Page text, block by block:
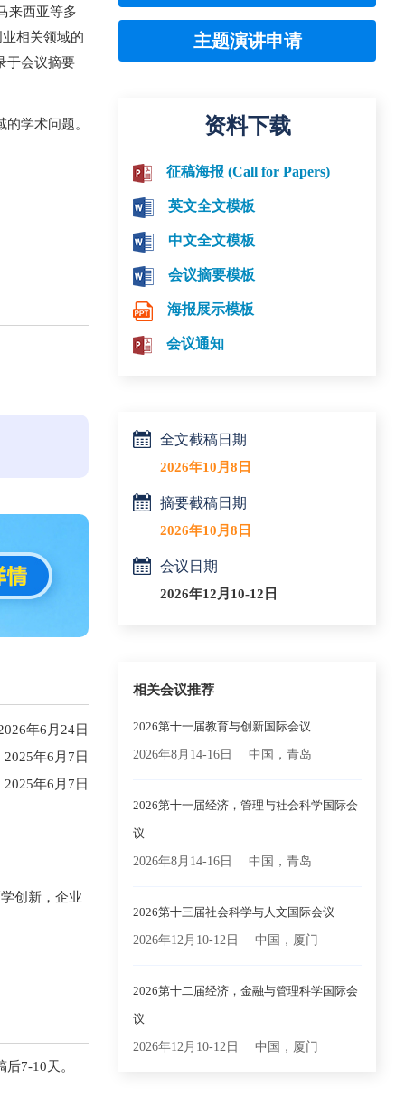
来西亚等多
相关领域的
于会议摘要
学术问题。
年6月24日
2025年6月7日
2025年6月7日
创新，企业
7-10天。
主题演讲申请
资料下载
征稿海报 (Call for Papers)
英文全文模板
中文全文模板
会议摘要模板
海报展示模板
会议通知
全文截稿日期
2026年10月8日
摘要截稿日期
2026年10月8日
会议日期
2026年12月10-12日
相关会议推荐
2026第十一届教育与创新国际会议
2026年8月14-16日 中国，青岛
2026第十一届经济，管理与社会科学国际会
议
2026年8月14-16日 中国，青岛
2026第十三届社会科学与人文国际会议
2026年12月10-12日 中国，厦门
2026第十二届经济，金融与管理科学国际会
议
2026年12月10-12日 中国，厦门